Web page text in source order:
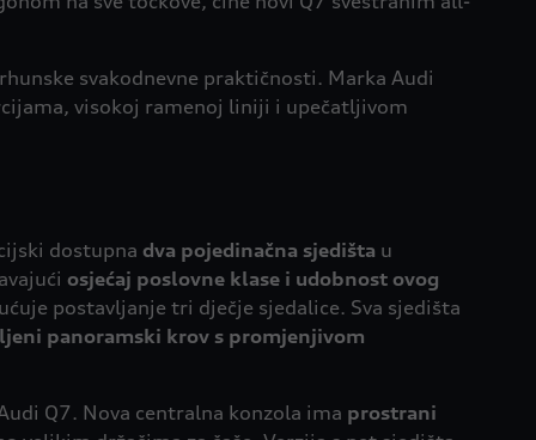
svakodnevne praktičnosti. Marka Audi
visokoj ramenoj liniji i upečatljivom
dostupna dva pojedinačna sjedišta u
osjećaj poslovne klase i udobnost ovog
postavljanje tri dječje sjedalice. Sva sjedišta
panoramski krov s promjenjivom
Q7. Nova centralna konzola ima prostrani